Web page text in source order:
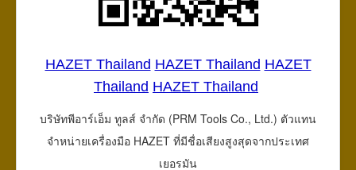
HAZET Thailand HAZET Thailand HAZET
Thailand HAZET Thailand
บริษัทพีอาร์เอ็ม ทูลส์ จำกัด (PRM Tools Co., Ltd.) ตัวแทน
จำหน่ายเครื่องมือ HAZET ที่มีชื่อเสียงสูงสุดจากประเทศ
เยอรมัน